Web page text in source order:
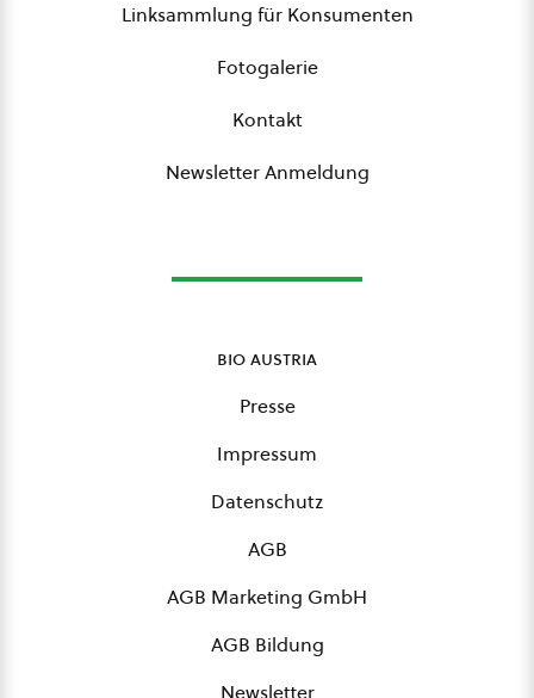
Linksammlung für Konsumenten
Fotogalerie
Kontakt
Newsletter Anmeldung
bio austria
Presse
Impressum
Datenschutz
AGB
AGB Marketing GmbH
AGB Bildung
Newsletter